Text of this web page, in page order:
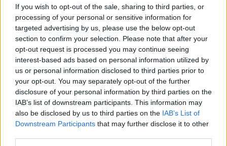
If you wish to opt-out of the sale, sharing to third parties, or
processing of your personal or sensitive information for
targeted advertising by us, please use the below opt-out
section to confirm your selection. Please note that after your
opt-out request is processed you may continue seeing
interest-based ads based on personal information utilized by
us or personal information disclosed to third parties prior to
your opt-out. You may separately opt-out of the further
disclosure of your personal information by third parties on the
IAB’s list of downstream participants. This information may
also be disclosed by us to third parties on the IAB’s List of
Downstream Participants that may further disclose it to other
Ακολουθήστε το E-Radio.gr στο Google News
και μάθετε πρώτοι τα πιο hot νέα
Για ακόμη περισσότερα νέα, μπείτε στηνροή
ειδήσεωντου E-Daily.gr
Ακολουθήστε το E-Radio.gr και στο Instagram
ΔΙΑΦΗΜΙΣΗ